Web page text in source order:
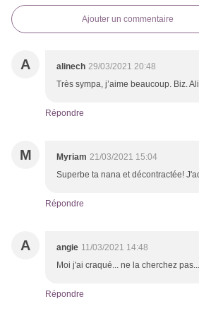
Ajouter un commentaire
A alinech 29/03/2021 20:48
Très sympa, j’aime beaucoup. Biz.
Répondre
M Myriam 21/03/2021 15:04
Superbe ta nana et décontractée!
Répondre
A angie 11/03/2021 14:48
Moi j'ai craqué... ne la cherchez
Répondre